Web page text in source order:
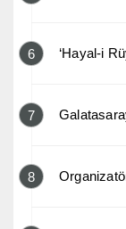
6 ‘Hayal-i
7
8